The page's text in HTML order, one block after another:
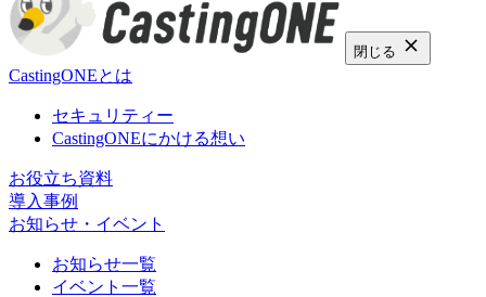
閉じる
CastingONEとは
セキュリティー
CastingONEにかける想い
お役立ち資料
導入事例
お知らせ・イベント
お知らせ一覧
イベント一覧